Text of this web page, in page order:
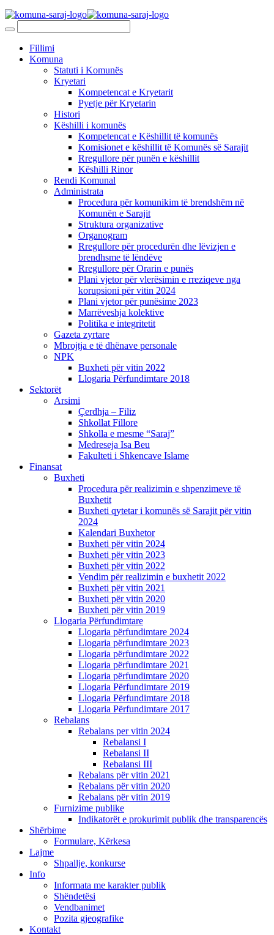
Fillimi
Komuna
Statuti i Komunës
Kryetari
Kompetencat e Kryetarit
Pyetje për Kryetarin
Histori
Këshilli i komunës
Kompetencat e Këshillit të komunës
Komisionet e këshillit të Komunës së Sarajit
Rregullore për punën e këshillit
Këshilli Rinor
Rendi Komunal
Administrata
Procedura për komunikim të brendshëm në
Komunën e Sarajit
Struktura organizative
Organogram
Rregullore për procedurën dhe lëvizjen e
brendhsme të lëndëve
Rregullore për Orarin e punës
Plani vjetor për vlerësimin e rreziqeve nga
korupsioni për vitin 2024
Plani vjetor për punësime 2023
Marrëveshja kolektive
Politika e integritetit
Gazeta zyrtare
Mbrojtja e të dhënave personale
NPK
Buxheti për vitin 2022
Llogaria Përfundimtare 2018
Sektorët
Arsimi
Çerdhja – Filiz
Shkollat Fillore
Shkolla e mesme “Saraj”
Medreseja Isa Beu
Fakulteti i Shkencave Islame
Finansat
Buxheti
Procedura për realizimin e shpenzimeve të
Buxhetit
Buxheti qytetar i komunës së Sarajit për vitin
2024
Kalendari Buxhetor
Buxheti për vitin 2024
Buxheti për vitin 2023
Buxheti për vitin 2022
Vendim për realizimin e buxhetit 2022
Buxheti për vitin 2021
Buxheti për vitin 2020
Buxheti për vitin 2019
Llogaria Përfundimtare
Llogaria përfundimtare 2024
Llogaria përfundimtare 2023
Llogaria përfundimtare 2022
Llogaria përfundimtare 2021
Llogaria përfundimtare 2020
Llogaria Përfundimtare 2019
Llogaria Përfundimtare 2018
Llogaria Përfundimtare 2017
Rebalans
Rebalans per vitin 2024
Rebalansi I
Rebalansi II
Rebalansi III
Rebalans për vitin 2021
Rebalans për vitin 2020
Rebalans për vitin 2019
Furnizime publike
Indikatorët e prokurimit publik dhe transparencës
Shërbime
Formulare, Kërkesa
Lajme
Shpallje, konkurse
Info
Informata me karakter publik
Shëndetësi
Vendbanimet
Pozita gjeografike
Kontakt